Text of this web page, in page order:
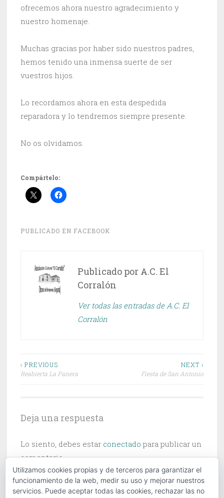
ofrecemos ahora nuestro agradecimiento y
nuestro homenaje.
Muchas gracias por haber sido nuestros padres,
hemos tenido una inmensa suerte de ser
vuestros hijos.
Lo recordamos ahora en esta despedida
reparadora y lo tendremos siempre presente.
No os olvidamos.
Compártelo:
PUBLICADO EN FACEBOOK
Publicado por A.C. El
Corralón
Ver todas las entradas de A.C. El
Corralón
Navegación
‹ PREVIOUS
Reabierta La Panera
NEXT ›
Fiesta de San Antonio
Deja una respuesta
Lo siento, debes estar conectado para publicar un
comentario.
Utilizamos cookies propias y de terceros para garantizar el
funcionamiento de la web, medir su uso y mejorar nuestros
servicios. Puede aceptar todas las cookies, rechazar las no